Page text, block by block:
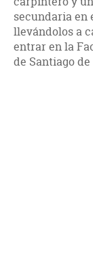
secundaria en
llevándolos a
entrar en la
de Santiago